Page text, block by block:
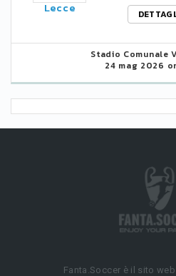
Lecce
Stadio Comunale
24 mag 2026
Fanta.Soccer è il sito